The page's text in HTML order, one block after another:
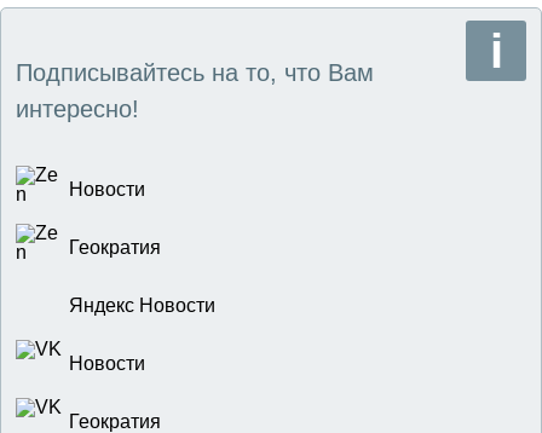
Подписывайтесь на то, что Вам
интересно!
Новости
Геократия
Яндекс Новости
Новости
Геократия